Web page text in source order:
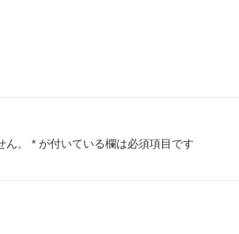
。 * が付いている欄は必須項目です